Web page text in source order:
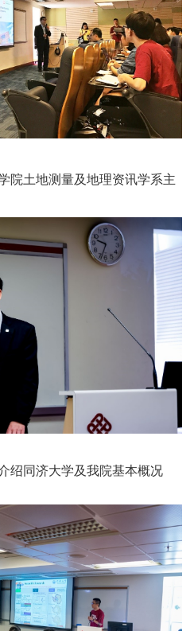
院土地测量及地理资讯学系主
绍同济大学及我院基本概况